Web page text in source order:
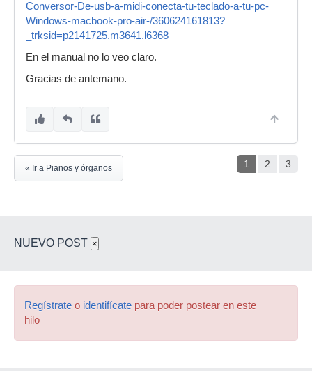
Conversor-De-usb-a-midi-conecta-tu-teclado-a-tu-pc-
Windows-macbook-pro-air-/360624161813?
_trksid=p2141725.m3641.l6368
En el manual no lo veo claro.
Gracias de antemano.
1 2 3
« Ir a Pianos y órganos
NUEVO POST ×
Regístrate o identifícate para poder postear en este
hilo